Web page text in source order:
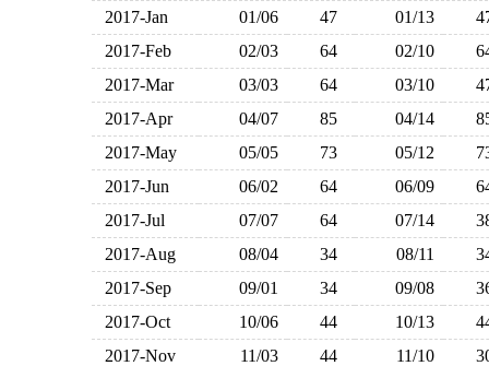
2017-Jan 01/06 47 01/13
2017-Feb
02/03 64 02/10
2017-Mar
03/03 64 03/10
2017-Apr
04/07 85 04/14
2017-May
05/05 73 05/12
2017-Jun
06/02 64 06/09
2017-Jul
07/07 64 07/14
2017-Aug
08/04 34 08/11
2017-Sep
09/01 34 09/08
2017-Oct
10/06 44 10/13
2017-Nov
11/03 44 11/10